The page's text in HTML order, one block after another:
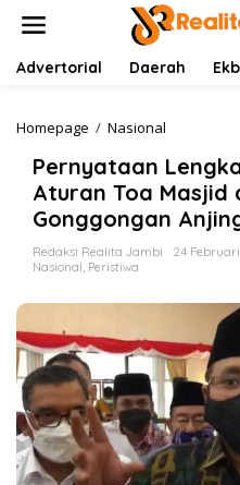
Advertorial Daerah
Homepage / Nasional
r
n
y
a
n
e
n
g
k
a
p
M
e
Pernyataan
Aturan Toa Masjid
Gonggongan
Redaksi Realita Jambi
24 Februari
Nasional, Peristiwa